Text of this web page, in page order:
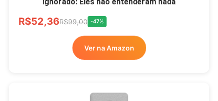
R$52,36R$99,00 -47%
Ver na Amazon